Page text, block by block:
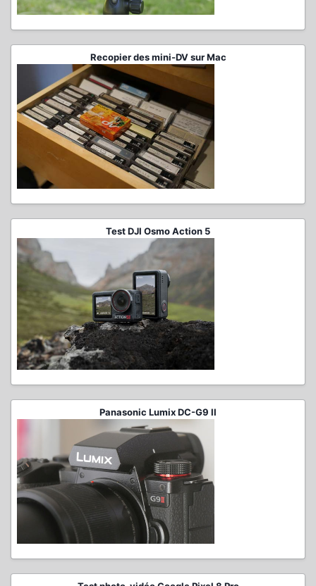
Recopier des mini-DV sur Mac
Test DJI Osmo Action 5
Panasonic Lumix DC-G9 II